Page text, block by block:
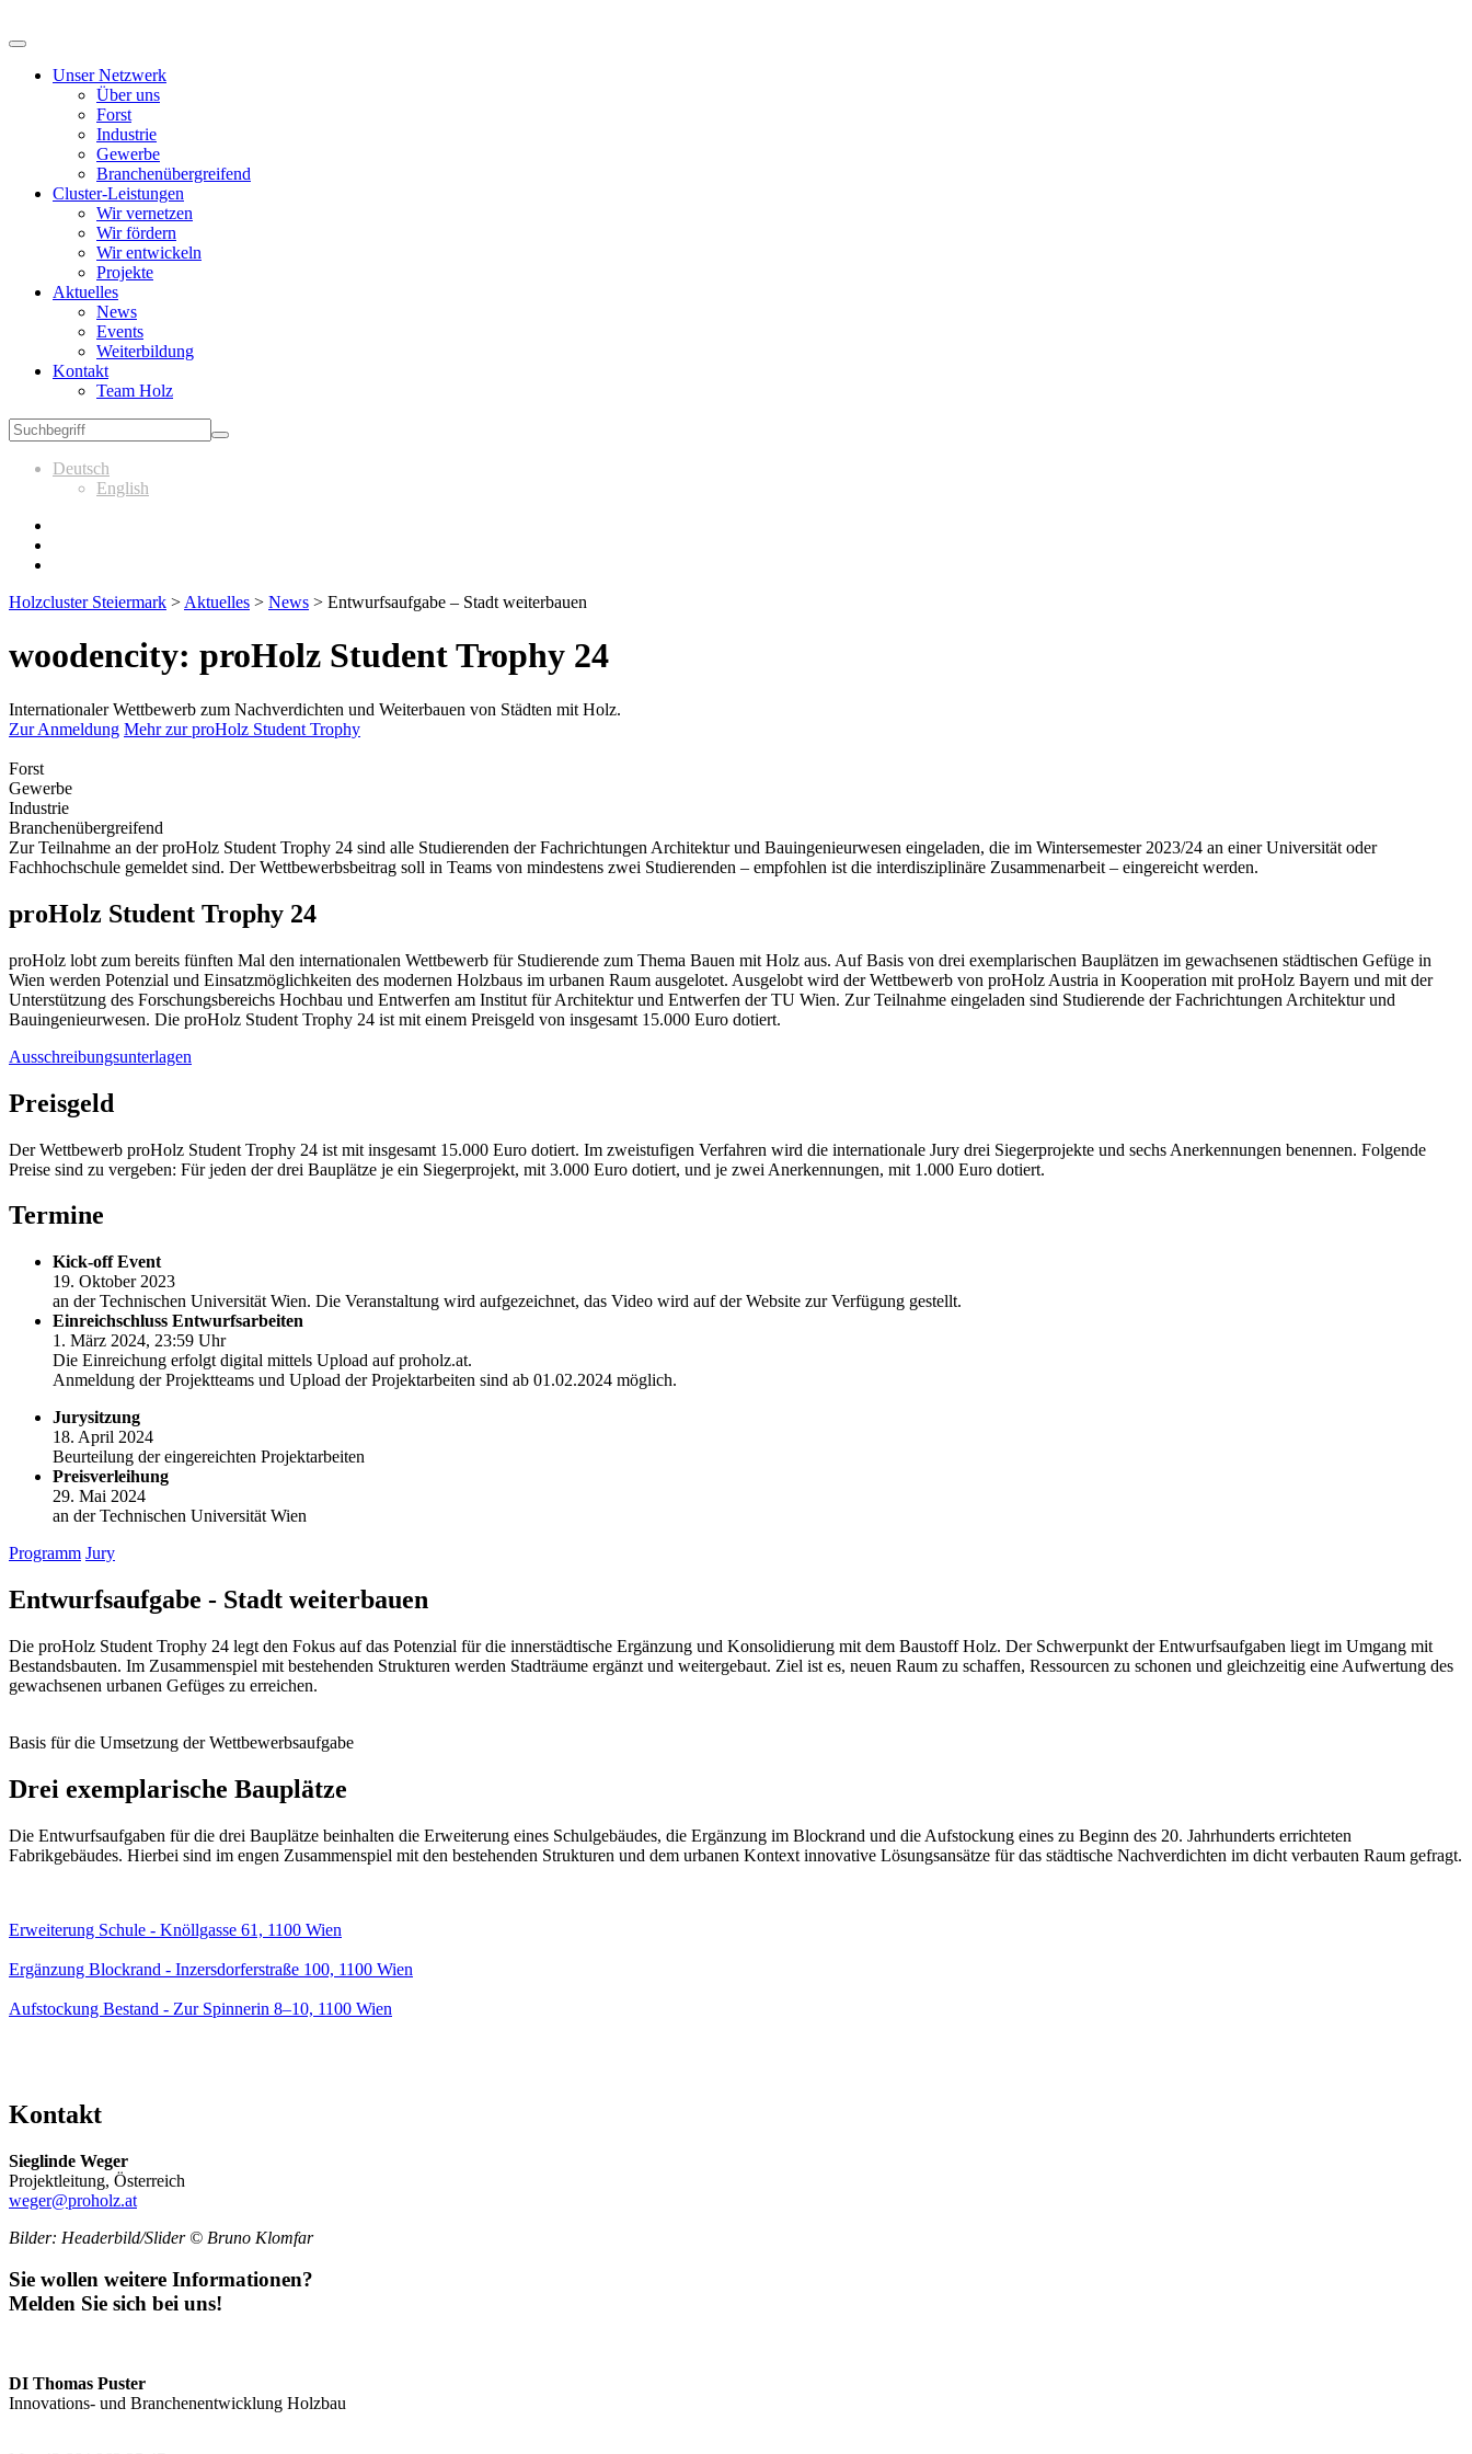
Unser Netzwerk
Über uns
Forst
Industrie
Gewerbe
Branchenübergreifend
Cluster-Leistungen
Wir vernetzen
Wir fördern
Wir entwickeln
Projekte
Aktuelles
News
Events
Weiterbildung
Kontakt
Team Holz
Deutsch
English
Holzcluster Steiermark > Aktuelles > News > Entwurfsaufgabe – Stadt weiterbauen
woodencity: proHolz Student Trophy 24
Internationaler Wettbewerb zum Nachverdichten und Weiterbauen von Städten mit Holz.
Zur Anmeldung Mehr zur proHolz Student Trophy
Forst
Gewerbe
Industrie
Branchenübergreifend
Zur Teilnahme an der proHolz Student Trophy 24 sind alle Studierenden der Fachrichtungen Architektur und Bauingenieurwesen eingeladen, die im Wintersemester 2023/24 an einer Universität oder
Fachhochschule gemeldet sind. Der Wettbewerbsbeitrag soll in Teams von mindestens zwei Studierenden – empfohlen ist die interdisziplinäre Zusammenarbeit – eingereicht werden.
proHolz Student Trophy 24
proHolz lobt zum bereits fünften Mal den internationalen Wettbewerb für Studierende zum Thema Bauen mit Holz aus. Auf Basis von drei exemplarischen Bauplätzen im gewachsenen städtischen Gefüge in
Wien werden Potenzial und Einsatzmöglichkeiten des modernen Holzbaus im urbanen Raum ausgelotet. Ausgelobt wird der Wettbewerb von proHolz Austria in Kooperation mit proHolz Bayern und mit der
Unterstützung des Forschungsbereichs Hochbau und Entwerfen am Institut für Architektur und Entwerfen der TU Wien. Zur Teilnahme eingeladen sind Studierende der Fachrichtungen Architektur und
Bauingenieurwesen. Die proHolz Student Trophy 24 ist mit einem Preisgeld von insgesamt 15.000 Euro dotiert.
Ausschreibungsunterlagen
Preisgeld
Der Wettbewerb proHolz Student Trophy 24 ist mit insgesamt 15.000 Euro dotiert. Im zweistufigen Verfahren wird die internationale Jury drei Siegerprojekte und sechs Anerkennungen benennen. Folgende
Preise sind zu vergeben: Für jeden der drei Bauplätze je ein Siegerprojekt, mit 3.000 Euro dotiert, und je zwei Anerkennungen, mit 1.000 Euro dotiert.
Termine
Kick-off Event
19. Oktober 2023
an der Technischen Universität Wien. Die Veranstaltung wird aufgezeichnet, das Video wird auf der Website zur Verfügung gestellt.
Einreichschluss Entwurfsarbeiten
1. März 2024, 23:59 Uhr
Die Einreichung erfolgt digital mittels Upload auf proholz.at.
Anmeldung der Projektteams und Upload der Projektarbeiten sind ab 01.02.2024 möglich.
Jurysitzung
18. April 2024
Beurteilung der eingereichten Projektarbeiten
Preisverleihung
29. Mai 2024
an der Technischen Universität Wien
Programm Jury
Entwurfsaufgabe - Stadt weiterbauen
Die proHolz Student Trophy 24 legt den Fokus auf das Potenzial für die innerstädtische Ergänzung und Konsolidierung mit dem Baustoff Holz. Der Schwerpunkt der Entwurfsaufgaben liegt im Umgang mit
Bestandsbauten. Im Zusammenspiel mit bestehenden Strukturen werden Stadträume ergänzt und weitergebaut. Ziel ist es, neuen Raum zu schaffen, Ressourcen zu schonen und gleichzeitig eine Aufwertung des
gewachsenen urbanen Gefüges zu erreichen.
Basis für die Umsetzung der Wettbewerbsaufgabe
Drei exemplarische Bauplätze
Die Entwurfsaufgaben für die drei Bauplätze beinhalten die Erweiterung eines Schulgebäudes, die Ergänzung im Blockrand und die Aufstockung eines zu Beginn des 20. Jahrhunderts errichteten
Fabrikgebäudes. Hierbei sind im engen Zusammenspiel mit den bestehenden Strukturen und dem urbanen Kontext innovative Lösungsansätze für das städtische Nachverdichten im dicht verbauten Raum gefragt.
Erweiterung Schule - Knöllgasse 61, 1100 Wien
Ergänzung Blockrand - Inzersdorferstraße 100, 1100 Wien
Aufstockung Bestand - Zur Spinnerin 8–10, 1100 Wien
Kontakt
Sieglinde Weger
Projektleitung, Österreich
weger@proholz.at
Bilder: Headerbild/Slider © Bruno Klomfar
Sie wollen weitere Informationen?
Melden Sie sich bei uns!
DI Thomas Puster
Innovations- und Branchenentwicklung Holzbau